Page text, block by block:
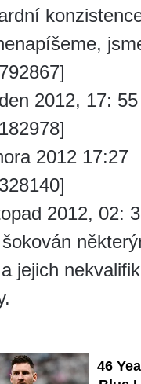
2012, 17: 55
2012 17:27
2012, 02:
jejich